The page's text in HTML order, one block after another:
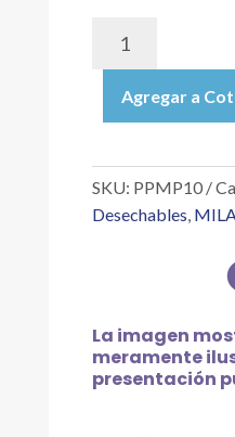
CON
EMBOLO,
10ML,
cantidad
Agregar a
SKU: PPMP10
Desechables,
La imagen
meramente
presentación